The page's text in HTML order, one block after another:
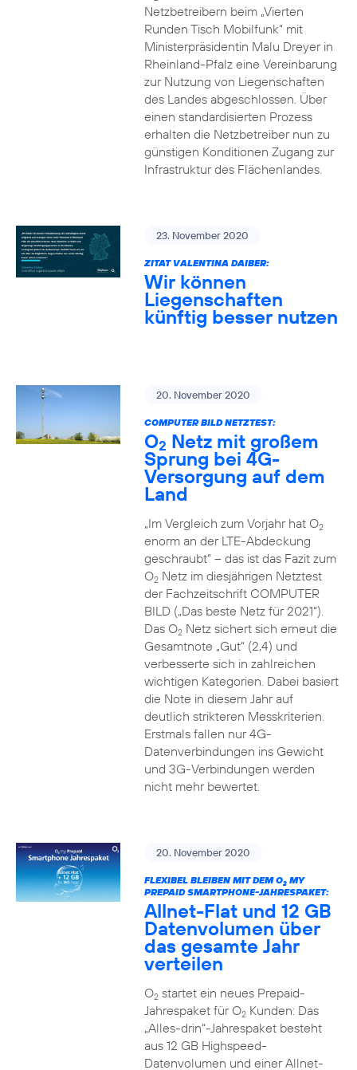
Netzbetreibern beim „Vierten
Runden Tisch Mobilfunk“ mit
Ministerpräsidentin Malu Dreyer in
Rheinland-Pfalz eine Vereinbarung
zur Nutzung von Liegenschaften
des Landes abgeschlossen. Über
einen standardisierten Prozess
erhalten die Netzbetreiber nun zu
günstigen Konditionen Zugang zur
Infrastruktur des Flächenlandes.
23. November 2020
ZITAT VALENTINA DAIBER:
Wir können
Liegenschaften
künftig besser nutzen
20. November 2020
COMPUTER BILD NETZTEST:
O2 Netz mit großem
Sprung bei 4G-
Versorgung auf dem
Land
„Im Vergleich zum Vorjahr hat O2
enorm an der LTE-Abdeckung
geschraubt“ – das ist das Fazit zum
O2Netz im diesjährigen Netztest
der Fachzeitschrift COMPUTER
BILD („Das beste Netz für 2021“).
Das O2Netz sichert sich erneut die
Gesamtnote „Gut“ (2,4) und
verbesserte sich in zahlreichen
wichtigen Kategorien. Dabei basiert
die Note in diesem Jahr auf
deutlich strikteren Messkriterien.
Erstmals fallen nur 4G-
Datenverbindungen ins Gewicht
und 3G-Verbindungen werden
nicht mehr bewertet.
20. November 2020
FLEXIBEL BLEIBEN MIT DEM O2MY
PREPAID SMARTPHONE-JAHRESPAKET:
Allnet-Flat und 12 GB
Datenvolumen über
das gesamte Jahr
verteilen
O2startet ein neues Prepaid-
Jahrespaket für O2Kunden: Das
„Alles-drin“-Jahrespaket besteht
aus 12 GB Highspeed-
Datenvolumen und einer Allnet-